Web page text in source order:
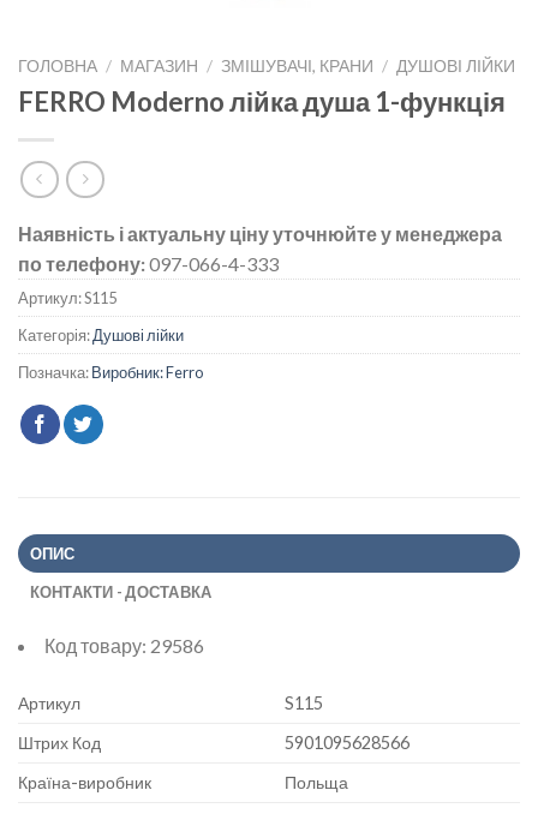
ГОЛОВНА / МАГАЗИН / ЗМІШУВАЧІ, КРАНИ / ДУШОВІ ЛІЙКИ
FERRO Moderno лійка душа 1-функція
Наявність і актуальну ціну уточнюйте у менеджера
по телефону:097-066-4-333
Артикул:S115
Категорія:Душові лійки
Позначка:Виробник: Ferro
ОПИС
КОНТАКТИ - ДОСТАВКА
Код товару: 29586
Артикул
S115
Штрих Код
5901095628566
Країна-виробник
Польща